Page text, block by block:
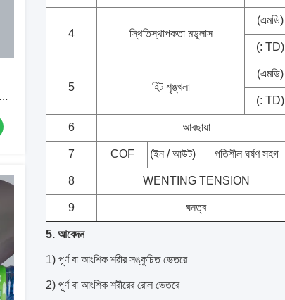
4 স্থিতিস্থাপকতা মডুলাস
(এমডি)
(: TD)
5 হিট শৃঙ্খলা
(এমডি)
(: TD)
6 আবছায়া
7 COF (ইন / আউট) গতিশীল ঘর্ষণ সহগ
8 WENTING TENSION
9 ঘনত্ব
5. আবেদন
1) পূর্ণ বা আংশিক শরীর সঙ্কুচিত ভেতরে
2) পূর্ণ বা আংশিক শরীরের রোল ভেতরে